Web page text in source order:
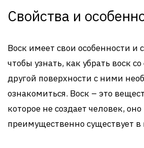
Свойства и
Воск имеет свои особенности и
чтобы узнать, как убрать воск
другой поверхности с ними
ознакомиться. Воск – это
которое не создает человек, оно
преимущественно существует в